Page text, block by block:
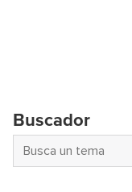
Buscador